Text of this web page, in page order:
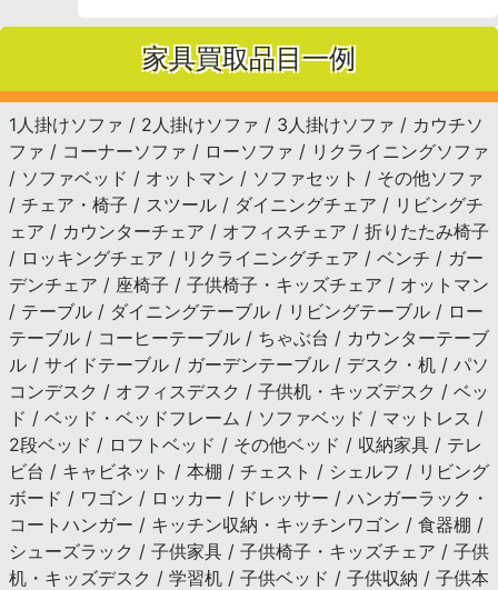
家具買取品目一例
1人掛けソファ / 2人掛けソファ / 3人掛けソファ / カウチソ
ファ / コーナーソファ / ローソファ / リクライニングソファ
/ ソファベッド / オットマン / ソファセット / その他ソファ
/ チェア・椅子 / スツール / ダイニングチェア / リビングチ
ェア / カウンターチェア / オフィスチェア / 折りたたみ椅子
/ ロッキングチェア / リクライニングチェア / ベンチ / ガー
デンチェア / 座椅子 / 子供椅子・キッズチェア / オットマン
/ テーブル / ダイニングテーブル / リビングテーブル / ロー
テーブル / コーヒーテーブル / ちゃぶ台 / カウンターテーブ
ル / サイドテーブル / ガーデンテーブル / デスク・机 / パソ
コンデスク / オフィスデスク / 子供机・キッズデスク / ベッ
ド / ベッド・ベッドフレーム / ソファベッド / マットレス /
2段ベッド / ロフトベッド / その他ベッド / 収納家具 / テレ
ビ台 / キャビネット / 本棚 / チェスト / シェルフ / リビング
ボード / ワゴン / ロッカー / ドレッサー / ハンガーラック・
コートハンガー / キッチン収納・キッチンワゴン / 食器棚 /
シューズラック / 子供家具 / 子供椅子・キッズチェア / 子供
机・キッズデスク / 学習机 / 子供ベッド / 子供収納 / 子供本